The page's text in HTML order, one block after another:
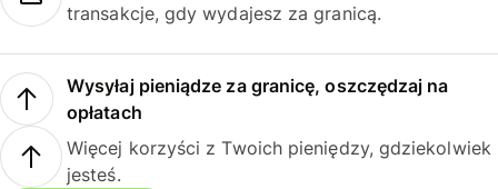
transakcje, gdy wydajesz za granicą.
Wysyłaj pieniądze za granicę, oszczędzaj na
opłatach
Więcej korzyści z Twoich pieniędzy, gdziekolwiek
jesteś.